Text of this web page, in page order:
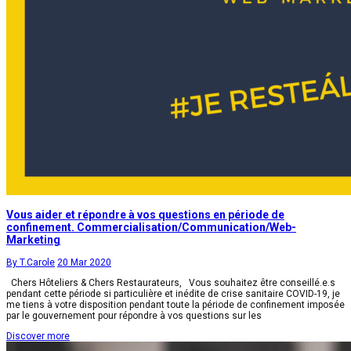
Vous aider et répondre à vos questions en période de
confinement. Commercialisation/Communication/Web-
Marketing
By T.Carole 20 Mar 2020
Chers Hôteliers & Chers Restaurateurs, Vous souhaitez être conseillé.e.s
pendant cette période si particulière et inédite de crise sanitaire COVID-19, je
me tiens à votre disposition pendant toute la période de confinement imposée
par le gouvernement pour répondre à vos questions sur les
Discover more